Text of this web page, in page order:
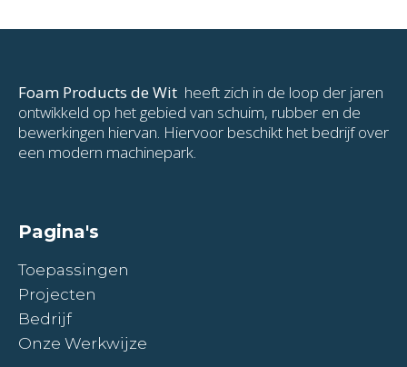
Foam Products de Wit heeft zich in de loop der jaren
ontwikkeld op het gebied van schuim, rubber en de
bewerkingen hiervan. Hiervoor beschikt het bedrijf over
een modern machinepark.
Pagina's
Toepassingen
Projecten
Bedrijf
Onze Werkwijze